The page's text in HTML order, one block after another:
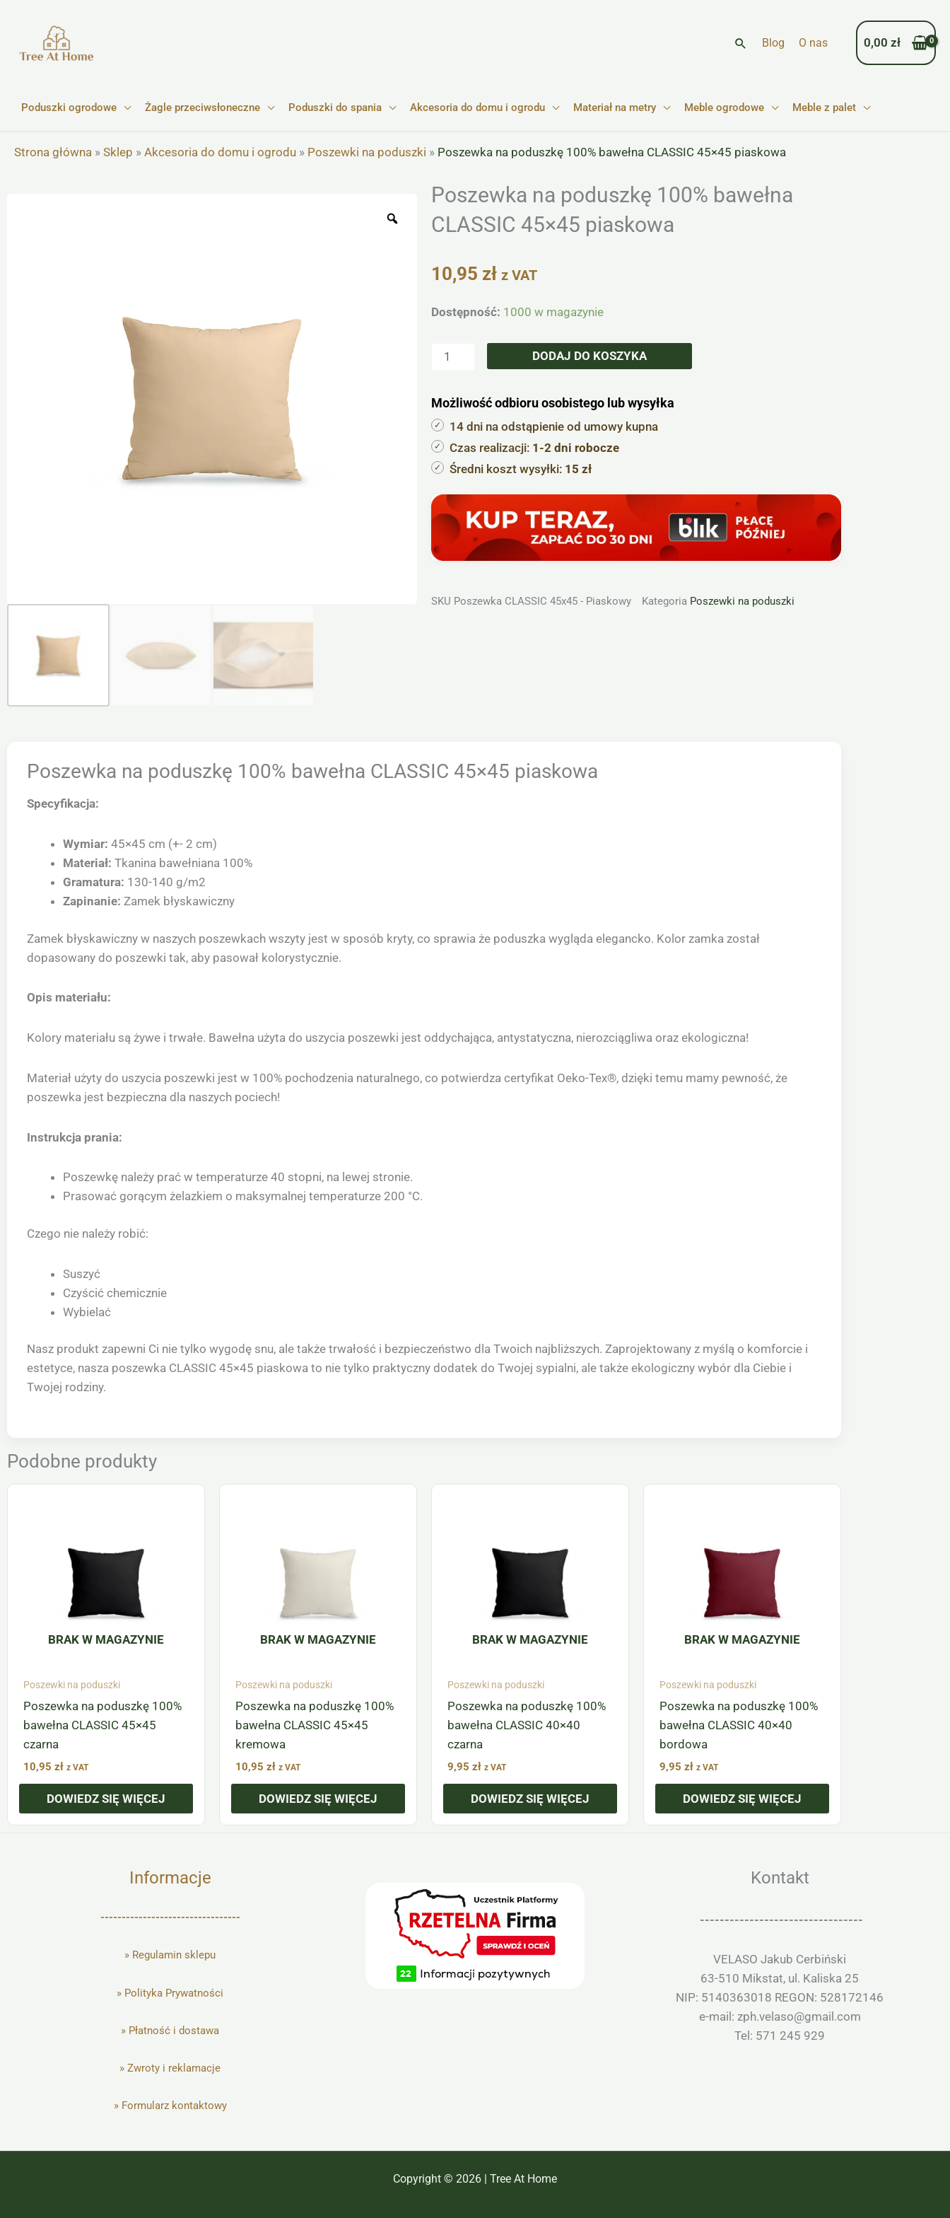
SzukajBlog O nas 0,00 zł
Poduszki ogrodowe Żagle przeciwsłoneczne Poduszki do spania Akcesoria do domu i ogrodu Materiał na metry Meble ogrodowe Meble z palet
Strona główna » Sklep » Akcesoria do domu i ogrodu » Poszewki na poduszki » Poszewka na poduszkę 100% bawełna CLASSIC 45×45 piaskowa
Poszewka na poduszkę 100% bawełna
CLASSIC 45×45 piaskowa
10,95 zł z VAT
Dostępność: 1000 w magazynie
ilość
bawełna
CLASSIC
45x45
piaskowa
DODAJ DO KOSZYKA
Możliwość odbioru osobistego lub wysyłka
14 dni na odstąpienie od umowy kupna
Czas realizacji: 1-2 dni robocze
Średni koszt wysyłki: 15 zł
SKU Poszewka CLASSIC 45x45 - Piaskowy Kategoria Poszewki na poduszki
Poszewka na poduszkę 100% bawełna CLASSIC 45×45 piaskowa
Specyfikacja:
Wymiar: 45×45 cm (+- 2 cm)
Materiał: Tkanina bawełniana 100%
Gramatura: 130-140 g/m2
Zapinanie: Zamek błyskawiczny
Zamek błyskawiczny w naszych poszewkach wszyty jest w sposób kryty, co sprawia że poduszka wygląda elegancko. Kolor zamka został
dopasowany do poszewki tak, aby pasował kolorystycznie.
Opis materiału:
Kolory materiału są żywe i trwałe. Bawełna użyta do uszycia poszewki jest oddychająca, antystatyczna, nierozciągliwa oraz ekologiczna!
Materiał użyty do uszycia poszewki jest w 100% pochodzenia naturalnego, co potwierdza certyfikat Oeko-Tex®, dzięki temu mamy pewność, że
poszewka jest bezpieczna dla naszych pociech!
Instrukcja prania:
Poszewkę należy prać w temperaturze 40 stopni, na lewej stronie.
Prasować gorącym żelazkiem o maksymalnej temperaturze 200 °C.
Czego nie należy robić:
Suszyć
Czyścić chemicznie
Wybielać
Nasz produkt zapewni Ci nie tylko wygodę snu, ale także trwałość i bezpieczeństwo dla Twoich najbliższych. Zaprojektowany z myślą o komforcie i
estetyce, nasza poszewka CLASSIC 45×45 piaskowa to nie tylko praktyczny dodatek do Twojej sypialni, ale także ekologiczny wybór dla Ciebie i
Twojej rodziny.
Podobne produkty
BRAK W MAGAZYNIE
Poszewki na poduszki
Poszewka na poduszkę 100%
bawełna CLASSIC 45×45
czarna
10,95 zł z VAT
DOWIEDZ SIĘ WIĘCEJ
BRAK W MAGAZYNIE
Poszewki na poduszki
Poszewka na poduszkę 100%
bawełna CLASSIC 45×45
kremowa
10,95 zł z VAT
DOWIEDZ SIĘ WIĘCEJ
BRAK W MAGAZYNIE
Poszewki na poduszki
Poszewka na poduszkę 100%
bawełna CLASSIC 40×40
czarna
9,95 zł z VAT
DOWIEDZ SIĘ WIĘCEJ
BRAK W MAGAZYNIE
Poszewki na poduszki
Poszewka na poduszkę 100%
bawełna CLASSIC 40×40
bordowa
9,95 zł z VAT
DOWIEDZ SIĘ WIĘCEJ
Informacje
---------------------------------
» Regulamin sklepu
» Polityka Prywatności
» Płatność i dostawa
»Zwroty i reklamacje
» Formularz kontaktowy
Kontakt
---------------------------------
VELASO Jakub Cerbiński
63-510 Mikstat, ul. Kaliska 25
NIP: 5140363018 REGON: 528172146
e-mail: zph.velaso@gmail.com
Tel: 571 245 929
Copyright © 2026 | Tree At Home